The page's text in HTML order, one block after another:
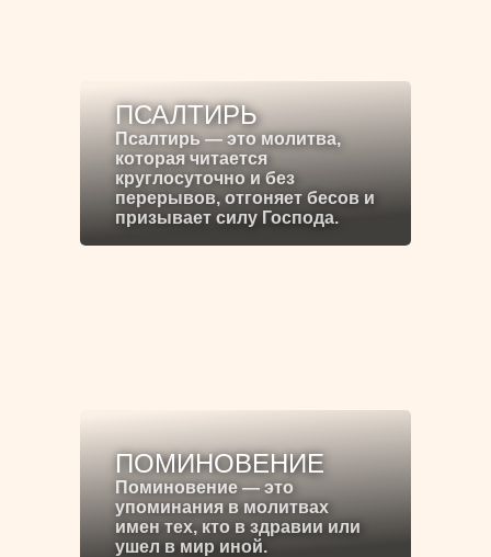
ПСАЛТИРЬ
Псалтирь — это молитва,
которая читается
круглосуточно и без
перерывов, отгоняет бесов и
призывает силу Господа.
ПОМИНОВЕНИЕ
Поминовение — это
упоминания в молитвах
имен тех, кто в здравии или
ушел в мир иной.